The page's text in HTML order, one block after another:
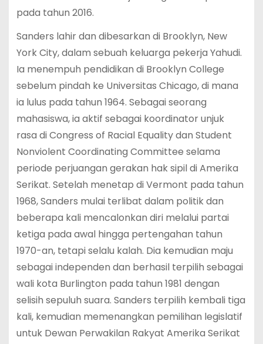
pada tahun 2016.
Sanders lahir dan dibesarkan di Brooklyn, New
York City, dalam sebuah keluarga pekerja Yahudi.
Ia menempuh pendidikan di Brooklyn College
sebelum pindah ke Universitas Chicago, di mana
ia lulus pada tahun 1964. Sebagai seorang
mahasiswa, ia aktif sebagai koordinator unjuk
rasa di Congress of Racial Equality dan Student
Nonviolent Coordinating Committee selama
periode perjuangan gerakan hak sipil di Amerika
Serikat. Setelah menetap di Vermont pada tahun
1968, Sanders mulai terlibat dalam politik dan
beberapa kali mencalonkan diri melalui partai
ketiga pada awal hingga pertengahan tahun
1970-an, tetapi selalu kalah. Dia kemudian maju
sebagai independen dan berhasil terpilih sebagai
wali kota Burlington pada tahun 1981 dengan
selisih sepuluh suara. Sanders terpilih kembali tiga
kali, kemudian memenangkan pemilihan legislatif
untuk Dewan Perwakilan Rakyat Amerika Serikat